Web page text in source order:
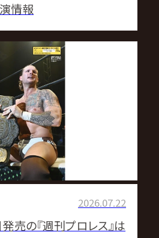
情報
2026.07.22
売の『週刊プロレス』は